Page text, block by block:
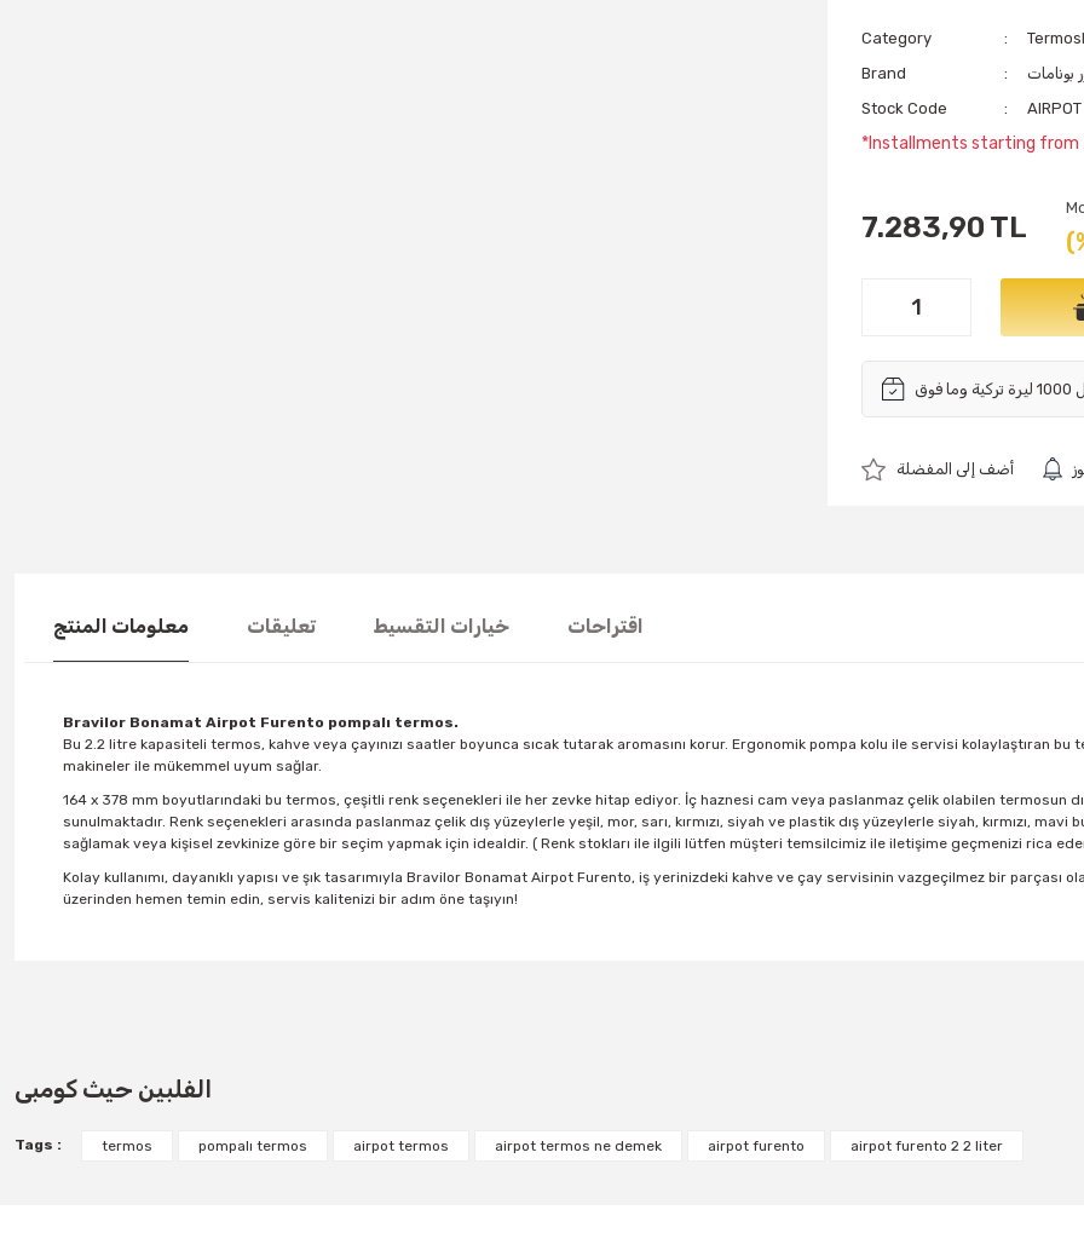
Category
Brand
بونامات
Stock Code
AIRPOT
*Installments starting from
7.283,90 TL
معلومات المنتج تعليقات خيارات التقسيط اقتراحات
Bravilor Bonamat Airpot Furento pompalı termos.
Bu 2.2 litre kapasiteli termos, kahve veya çayınızı saatler boyunca sıcak tutarak aromasını korur. Ergonomik pompa kolu ile servisi kolaylaştıran
makineler ile mükemmel uyum sağlar.
164 x 378 mm boyutlarındaki bu termos, çeşitli renk seçenekleri ile her zevke hitap ediyor. İç haznesi cam veya paslanmaz çelik olabilen termosun
sunulmaktadır. Renk seçenekleri arasında paslanmaz çelik dış yüzeylerle yeşil, mor, sarı, kırmızı, siyah ve plastik dış yüzeylerle siyah, kırmızı,
sağlamak veya kişisel zevkinize göre bir seçim yapmak için idealdir. ( Renk stokları ile ilgili lütfen müşteri temsilcimiz ile iletişime geçmenizi rica
Kolay kullanımı, dayanıklı yapısı ve şık tasarımıyla Bravilor Bonamat Airpot Furento, iş yerinizdeki kahve ve çay servisinin vazgeçilmez bir parçası
üzerinden hemen temin edin, servis kalitenizi bir adım öne taşıyın!
Product image is poor quality, corrupted, or not viewable.
Missing information in the product description.
الفلبين حيث كومبى
Tags : termos pompalı termos airpot termos airpot termos ne demek airpot furento airpot furento 2 2 liter